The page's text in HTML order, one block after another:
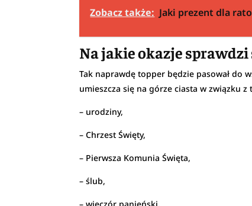
Zobacz także: Jaki prezent dla
Na jakie okazje
Tak naprawdę topper będzie pasował do
umieszcza się na górze ciasta w związku
– urodziny,
– Chrzest Święty,
– Pierwsza Komunia Święta,
– ślub,
– wieczór panieński.